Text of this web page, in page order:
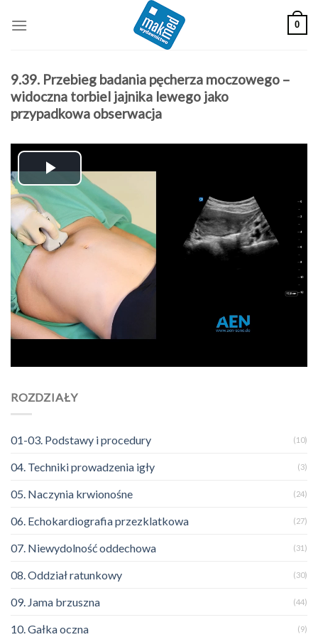
0
9.39. Przebieg badania pęcherza moczowego –
widoczna torbiel jajnika lewego jako
przypadkowa obserwacja
Play
Video
ROZDZIAŁY
01-03. Podstawy i procedury (10)
04. Techniki prowadzenia igły (3)
05. Naczynia krwionośne (24)
06. Echokardiografia przezklatkowa (27)
07. Niewydolność oddechowa (31)
08. Oddział ratunkowy (30)
09. Jama brzuszna (44)
10. Gałka oczna (9)